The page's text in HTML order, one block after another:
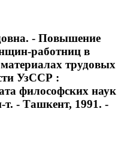
- Повышение
работниц в
трудовых
УзССР :
философских наук
т. - Ташкент, 1991. -